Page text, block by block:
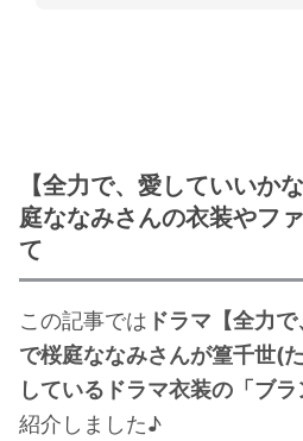
【全力で、愛していいか
庭ななみさんの衣装やフ
て
この記事では ドラマ【全力
で桜庭ななみさんが篁千世(
しているドラマ衣装の「ブラ
紹介しました♪